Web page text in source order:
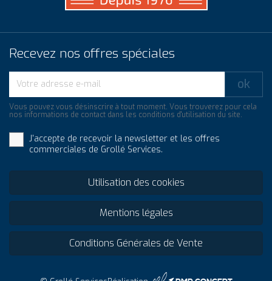
Recevez nos offres spéciales
Vous pouvez vous désinscrire à tout moment. Vous trouverez pour cela
nos informations de contact dans les conditions d'utilisation du site.
J'accepte de recevoir la newsletter et les offres
commerciales de Grollé Services.
Utilisation des cookies
Mentions légales
Conditions Générales de Vente
4 PMP CONCEPT